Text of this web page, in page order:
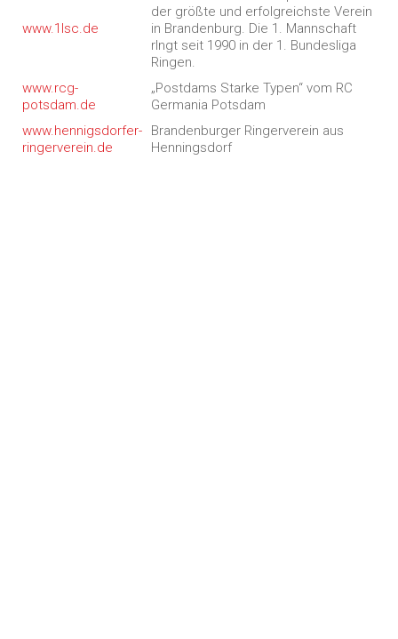
www.1lsc.de
der größte und erfolgreichste Verein
in Brandenburg. Die 1. Mannschaft
rIngt seit 1990 in der 1. Bundesliga
Ringen.
www.rcg-
potsdam.de
„Postdams Starke Typen“ vom RC
Germania Potsdam
www.hennigsdorfer-
ringerverein.de
Brandenburger Ringerverein aus
Henningsdorf